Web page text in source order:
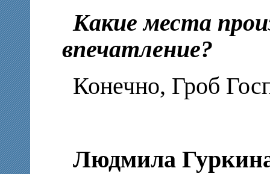
Какие места
впечатление?
Конечно, Гроб
Людмила